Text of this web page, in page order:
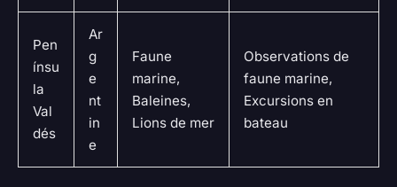
Pen
ínsu
la
Val
dés
Ar
g
e
nt
in
e
Faune
marine,
Baleines,
Lions de mer
Observations de
faune marine,
Excursions en
bateau